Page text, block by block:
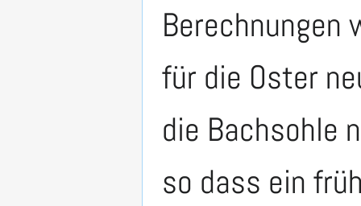
für die Oster
die Bachsohle
so dass ein